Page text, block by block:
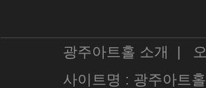
광주아트홀 소개 |
사이트명 : 광주아트